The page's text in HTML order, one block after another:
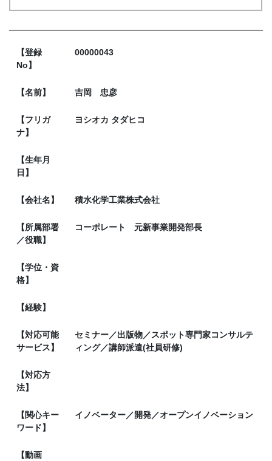
【登録
No】
00000043
【名前】 吉岡 忠彦
【フリガ
ナ】
ヨシオカ タダヒコ
【生年月
日】
【会社名】 積水化学工業株式会社
【所属部署
／役職】
コーポレート 元新事業開発部長
【学位・資
格】
【経験】
【対応可能
サービス】
セミナー／出版物／スポット専門家コンサルテ
ィング／講師派遣(社員研修)
【対応方
法】
【関心キー
ワード】
イノベーター／開発／オープンイノベーション
【動画